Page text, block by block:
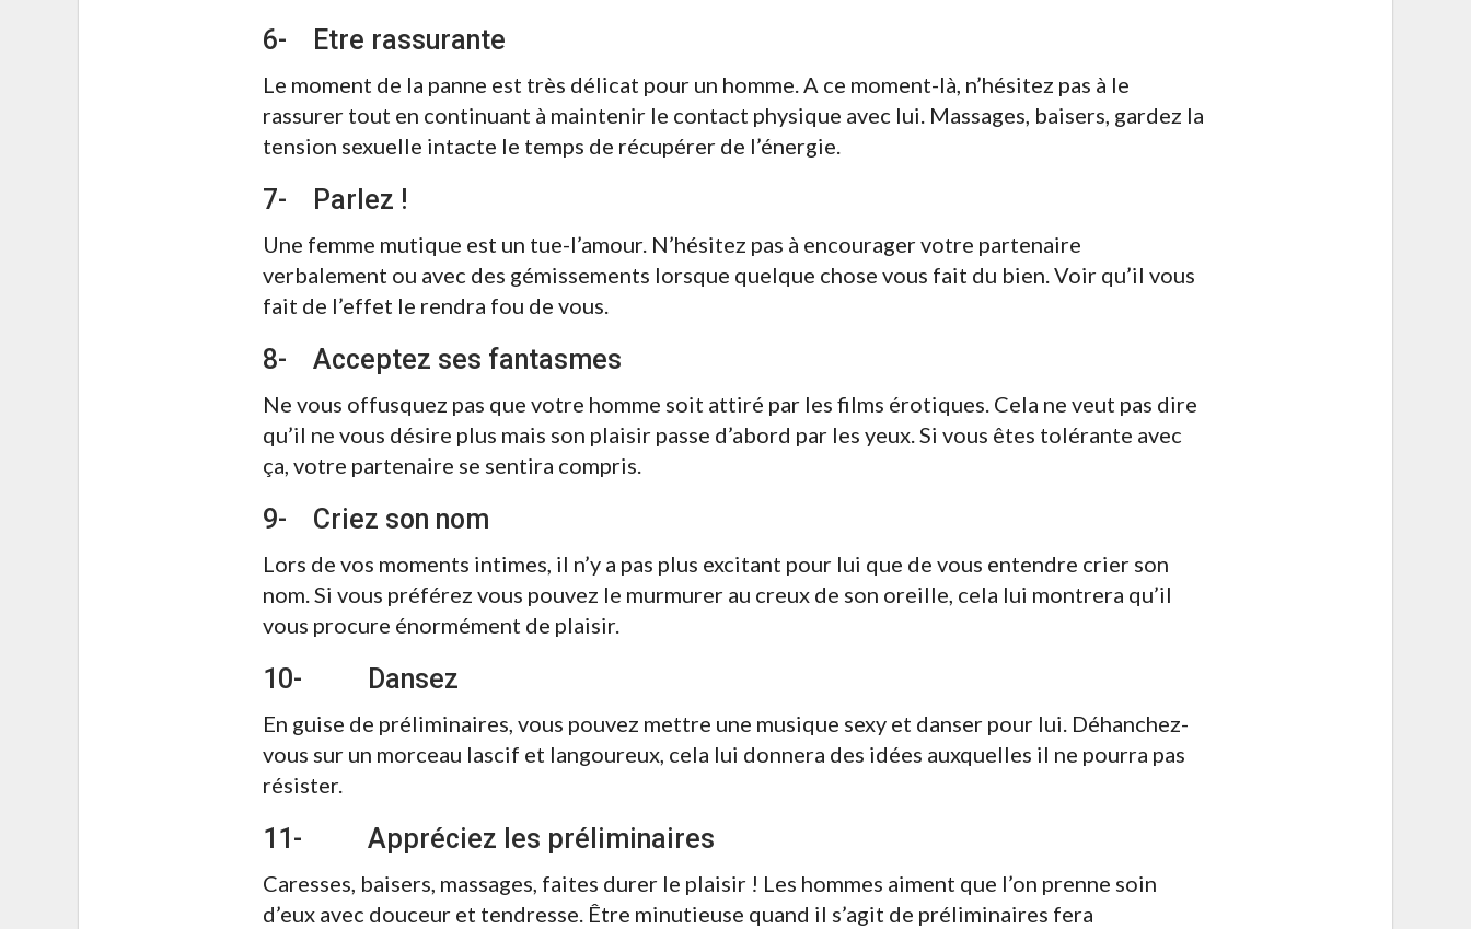
6- Etre rassurante
Le moment de la panne est très délicat pour un homme. A ce moment-là, n’hésitez pas à le
rassurer tout en continuant à maintenir le contact physique avec lui. Massages, baisers, gardez la
tension sexuelle intacte le temps de récupérer de l’énergie.
7- Parlez !
Une femme mutique est un tue-l’amour. N’hésitez pas à encourager votre partenaire
verbalement ou avec des gémissements lorsque quelque chose vous fait du bien. Voir qu’il vous
fait de l’effet le rendra fou de vous.
8- Acceptez ses fantasmes
Ne vous offusquez pas que votre homme soit attiré par les films érotiques. Cela ne veut pas dire
qu’il ne vous désire plus mais son plaisir passe d’abord par les yeux. Si vous êtes tolérante avec
ça, votre partenaire se sentira compris.
9- Criez son nom
Lors de vos moments intimes, il n’y a pas plus excitant pour lui que de vous entendre crier son
nom. Si vous préférez vous pouvez le murmurer au creux de son oreille, cela lui montrera qu’il
vous procure énormément de plaisir.
10- Dansez
En guise de préliminaires, vous pouvez mettre une musique sexy et danser pour lui. Déhanchez-
vous sur un morceau lascif et langoureux, cela lui donnera des idées auxquelles il ne pourra pas
résister.
11- Appréciez les préliminaires
Caresses, baisers, massages, faites durer le plaisir ! Les hommes aiment que l’on prenne soin
d’eux avec douceur et tendresse. Être minutieuse quand il s’agit de préliminaires fera